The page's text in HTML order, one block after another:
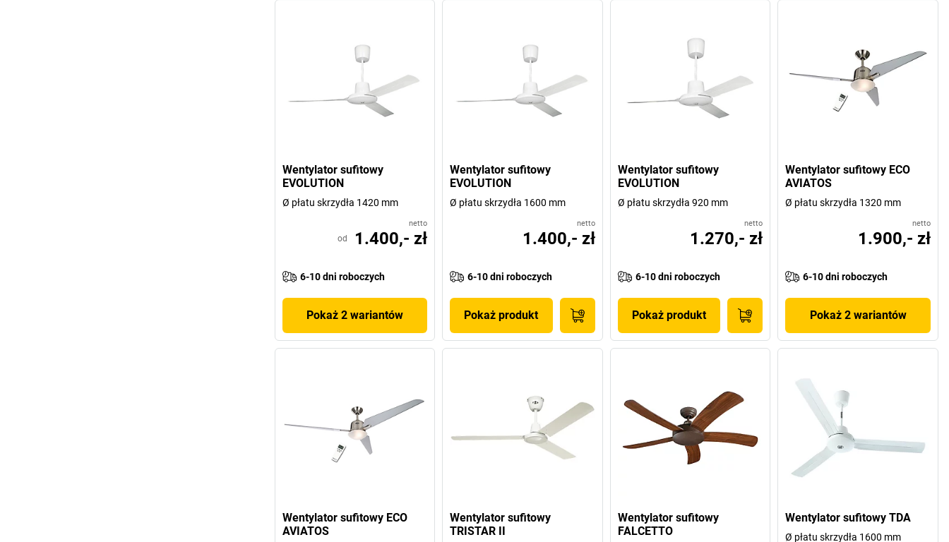
Wentylator sufitowy
EVOLUTION
Ø płatu skrzydła 1420 mm
netto
od 1.400,- zł
6-10 dni roboczych
Pokaż 2 wariantów
Wentylator sufitowy
EVOLUTION
Ø płatu skrzydła 1600 mm
netto
1.400,- zł
6-10 dni roboczych
Pokaż produkt
Wentylator sufitowy
EVOLUTION
Ø płatu skrzydła 920 mm
netto
1.270,- zł
6-10 dni roboczych
Pokaż produkt
Wentylator sufitowy ECO
AVIATOS
Ø płatu skrzydła 1320 mm
netto
1.900,- zł
6-10 dni roboczych
Pokaż 2 wariantów
Wentylator sufitowy ECO
AVIATOS
Wentylator sufitowy
TRISTAR II
Wentylator sufitowy
FALCETTO
Wentylator sufitowy TDA
Ø płatu skrzydła 1600 mm